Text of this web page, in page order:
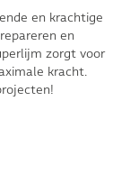
en krachtige
en
zorgt voor
kracht.